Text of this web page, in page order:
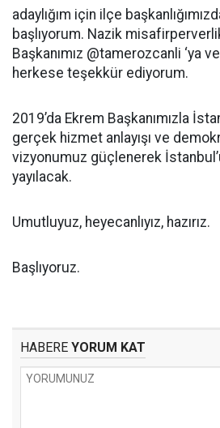
adaylığım için ilçe
başlıyorum. Nazik
Başkanımız @tamerozcanli ‘ya
herkese teşekkür ediyorum.
2019’da Ekrem Başkanımızla
gerçek hizmet anlayışı ve
vizyonumuz güçlenerek
yayılacak.
Umutluyuz, heyecanlıyız, hazırız.
Başlıyoruz.
HABERE YORUM KAT